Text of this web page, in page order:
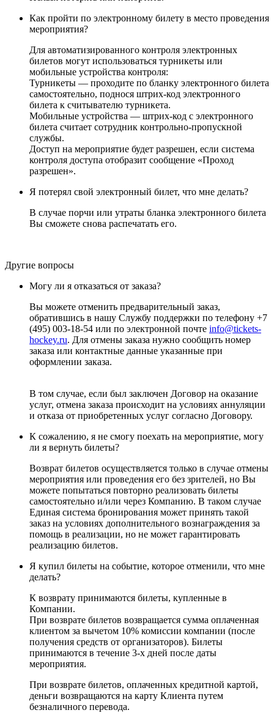
Как пройти по электронному билету в место проведения
мероприятия?
Для автоматизированного контроля электронных
билетов могут использоваться турникеты или
мобильные устройства контроля:
Турникеты — проходите по бланку электронного билета
самостоятельно, поднося штрих-код электронного
билета к считывателю турникета.
Мобильные устройства — штрих-код с электронного
билета считает сотрудник контрольно-пропускной
службы.
Доступ на мероприятие будет разрешен, если система
контроля доступа отобразит сообщение «Проход
разрешен».
Я потерял свой электронный билет, что мне делать?
В случае порчи или утраты бланка электронного билета
Вы сможете снова распечатать его.
Другие вопросы
Могу ли я отказаться от заказа?
Вы можете отменить предварительный заказ,
обратившись в нашу Службу поддержки по телефону +7
(495) 003-18-54 или по электронной почте info@tickets-
hockey.ru. Для отмены заказа нужно сообщить номер
заказа или контактные данные указанные при
оформлении заказа.
В том случае, если был заключен Договор на оказание
услуг, отмена заказа происходит на условиях аннуляции
и отказа от приобретенных услуг согласно Договору.
К сожалению, я не смогу поехать на мероприятие, могу
ли я вернуть билеты?
Возврат билетов осуществляется только в случае отмены
мероприятия или проведения его без зрителей, но Вы
можете попытаться повторно реализовать билеты
самостоятельно и/или через Компанию. В таком случае
Единая система бронирования может принять такой
заказ на условиях дополнительного вознаграждения за
помощь в реализации, но не может гарантировать
реализацию билетов.
Я купил билеты на событие, которое отменили, что мне
делать?
К возврату принимаются билеты, купленные в
Компании.
При возврате билетов возвращается сумма оплаченная
клиентом за вычетом 10% комиссии компании (после
получения средств от организаторов). Билеты
принимаются в течение 3-х дней после даты
мероприятия.
При возврате билетов, оплаченных кредитной картой,
деньги возвращаются на карту Клиента путем
безналичного перевода.